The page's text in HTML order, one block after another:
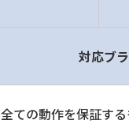
対応ブ
全ての動作を保証する